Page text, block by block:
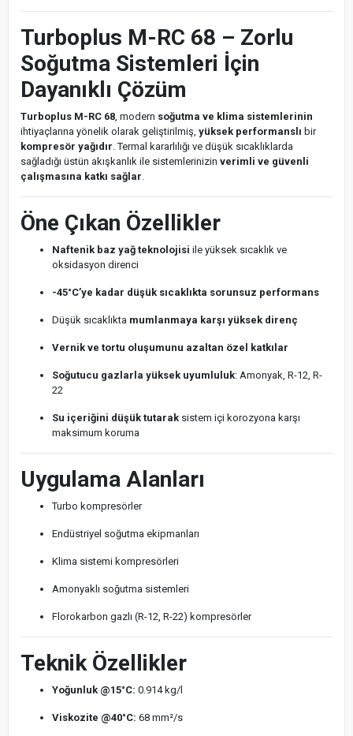
Turboplus M-RC 68 – Zorlu
Soğutma Sistemleri İçin
Dayanıklı Çözüm
Turboplus M-RC 68, modern soğutma ve klima sistemlerinin
ihtiyaçlarına yönelik olarak geliştirilmiş, yüksek performanslı bir
kompresör yağıdır. Termal kararlılığı ve düşük sıcaklıklarda
sağladığı üstün akışkanlık ile sistemlerinizin verimli ve güvenli
çalışmasına katkı sağlar.
Öne Çıkan Özellikler
Naftenik baz yağ teknolojisi ile yüksek sıcaklık ve
oksidasyon direnci
-45°C’ye kadar düşük sıcaklıkta sorunsuz performans
Düşük sıcaklıkta mumlanmaya karşı yüksek direnç
Vernik ve tortu oluşumunu azaltan özel katkılar
Soğutucu gazlarla yüksek uyumluluk: Amonyak, R-12, R-
22
Su içeriğini düşük tutarak sistem içi korozyona karşı
maksimum koruma
Uygulama Alanları
Turbo kompresörler
Endüstriyel soğutma ekipmanları
Klima sistemi kompresörleri
Amonyaklı soğutma sistemleri
Florokarbon gazlı (R-12, R-22) kompresörler
Teknik Özellikler
Yoğunluk @15°C: 0.914 kg/l
Viskozite @40°C: 68 mm²/s